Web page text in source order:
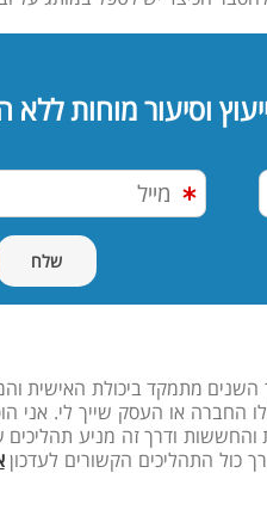
וסיעור מוחות
השנים מתמקד ביכולת
החברה או העסק שייך לי. אני
ודרך זה מניע תהליכים
כול התהליכים הקשורים לעדכון